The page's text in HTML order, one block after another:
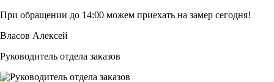
При обращении до 14:00 можем приехать на замер сегодня!
Власов Алексей
Руководитель отдела заказов